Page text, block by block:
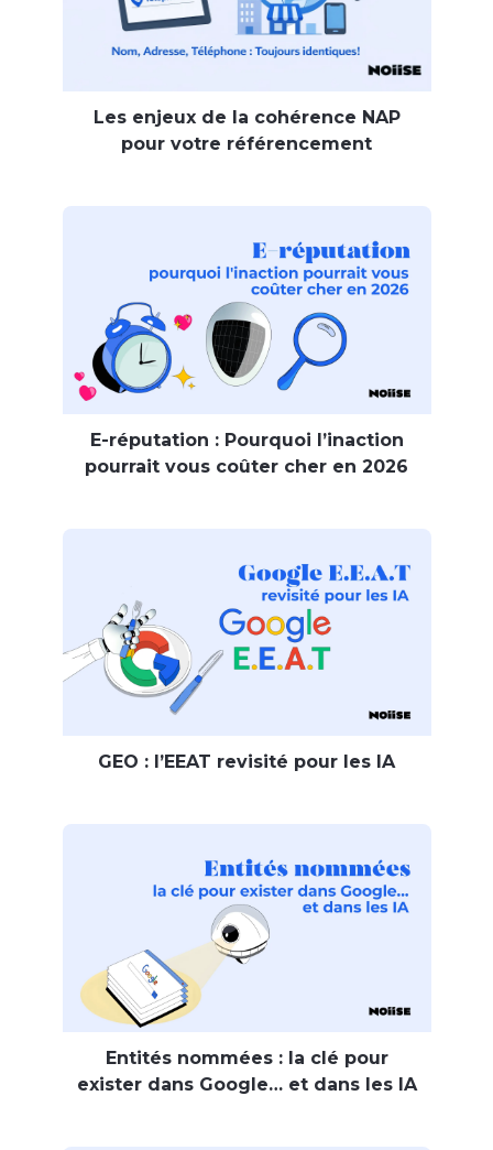
Les enjeux de la cohérence NAP
pour votre référencement
E-réputation : Pourquoi l’inaction
pourrait vous coûter cher en 2026
GEO : l’EEAT revisité pour les IA
Entités nommées : la clé pour
exister dans Google… et dans les IA